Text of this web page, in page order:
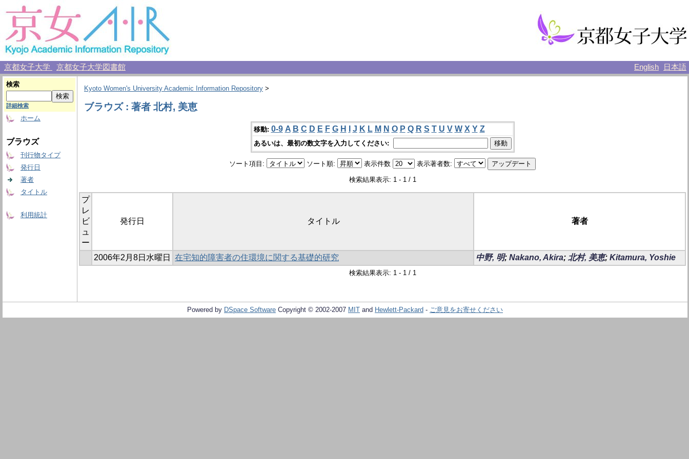
京都女子大学 京都女子大学図書館 English 日本語
検索
詳細検索
ホーム
ブラウズ
刊行物タイプ
発行日
著者
タイトル
利用統計
Kyoto Women's University Academic Information Repository >
ブラウズ : 著者 北村, 美恵
移動: 0-9 A B C D E F G H J K L M N O P Q R S T U V W X Y Z
あるいは、最初の数文字を入力してください:
ソート項目: ソート順: 表示件数 表示著者数:
検索結果表示: 1 - 1 / 1
プ
レ
ビ
ュ
ー
発行日 タイトル 著者
2006年2月8日水曜日 在宅知的障害者の住環境に関する基礎的研究 中野, 明; Nakano, Akira; 北村, 美恵; Kitamura, Yoshie
検索結果表示: 1 - 1 / 1
Powered by DSpace Software Copyright © 2002-2007 MIT and Hewlett-Packard - ご意見をお寄せください